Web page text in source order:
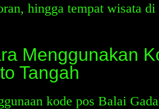
hingga tempat wisata
Menggunakan
Tangah
kode pos Balai